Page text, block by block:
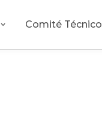
Comité Técnico